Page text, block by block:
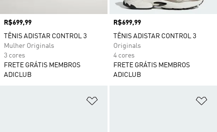
Preço
R$699,99
TÊNIS ADISTAR CONTROL 3
Mulher Originals
3 cores
FRETE GRÁTIS MEMBROS
ADICLUB
Preço
R$699,99
TÊNIS ADISTAR CONTROL 3
Originals
4 cores
FRETE GRÁTIS MEMBROS
ADICLUB